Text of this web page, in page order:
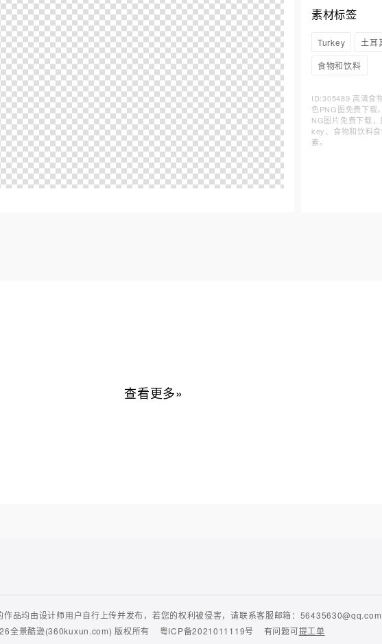
素材标签
Turkey
土耳
食物和饮料
ID:305489 高清食
色PNG图免费下载
NG图片免费下载
key、食物和饮料
素。
查看更多»
品均由设计师用户自行上传并发布，若您的权利被侵害，请联系客服邮箱：
全景酷逊(360kuxun.com) 版权所有 粤ICP备2021011119号 有问题可提工单